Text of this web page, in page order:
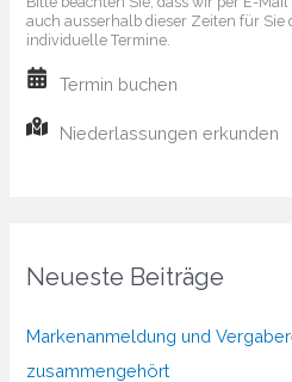
auch ausserhalb dieser Zeiten für Sie
individuelle Termine.
Termin buchen
Niederlassungen erkunden
Neueste Beiträge
Markenanmeldung und
zusammengehört